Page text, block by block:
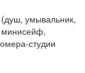
умывальник,
минисейф,
студии